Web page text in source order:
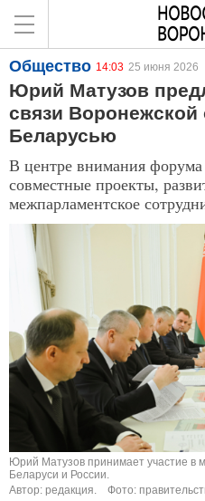
Общество 14:03 25 июня 2026
Юрий Матузов
связи Воронежской
Беларусью
В центре внимания
совместные проекты,
межпарламентское
Юрий Матузов принимает участие в
Беларуси и России.
Автор: редакция.
Фото: